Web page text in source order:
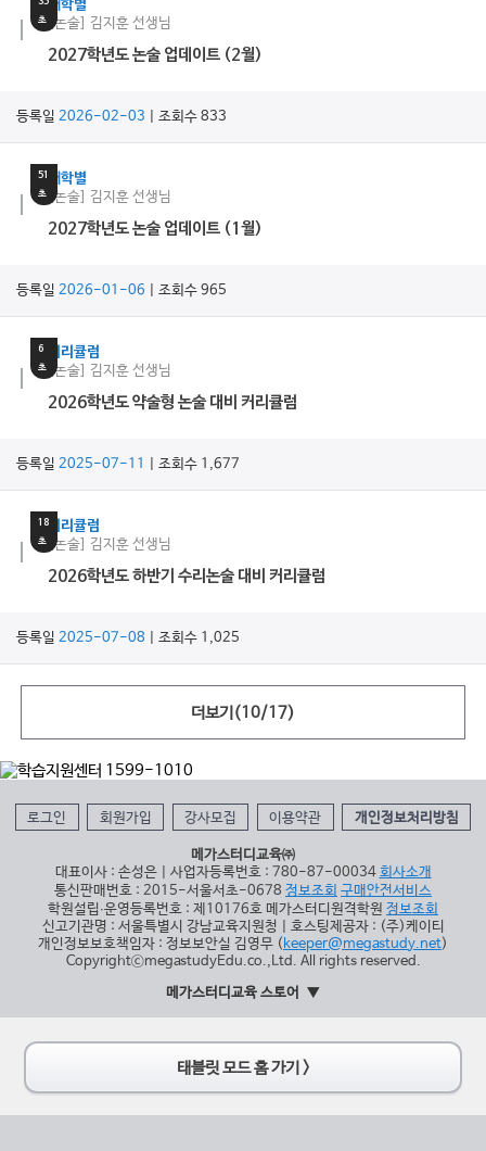
초
대학별
[논술] 김지훈 선생님
2027학년도 논술 업데이트 (2월)
등록일 2026-02-03 | 조회수 833
51
초
대학별
[논술] 김지훈 선생님
2027학년도 논술 업데이트 (1월)
등록일 2026-01-06 | 조회수 965
6
초
커리큘럼
[논술] 김지훈 선생님
2026학년도 약술형 논술 대비 커리큘럼
등록일 2025-07-11 | 조회수 1,677
18
초
커리큘럼
[논술] 김지훈 선생님
2026학년도 하반기 수리논술 대비 커리큘럼
등록일 2025-07-08 | 조회수 1,025
더보기(10/17)
로그인 회원가입 강사모집 이용약관 개인정보처리방침
메가스터디교육㈜
대표이사 : 손성은 | 사업자등록번호 : 780-87-00034 회사소개
통신판매번호 : 2015-서울서초-0678 정보조회 구매안전서비스
학원설립∙운영등록번호 : 제10176호 메가스터디원격학원 정보조회
신고기관명 : 서울특별시 강남교육지원청 | 호스팅제공자 : (주)케이티
개인정보보호책임자 : 정보보안실 김영무 ( keeper@megastudy.net)
CopyrightⓒmegastudyEdu.co.,Ltd. All rights reserved.
메가스터디교육 스토어
태블릿 모드 홈 가기 >